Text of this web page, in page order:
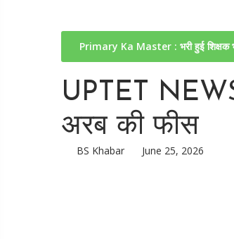
Primary Ka Master : भरी हुई शिक्षक
UPTET
अरब की फीस
BS Khabar June 25, 2026